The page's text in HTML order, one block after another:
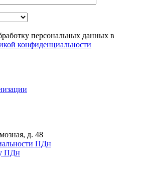
персональных данных в
конфиденциальности
д. 48
ПДн
ПДн